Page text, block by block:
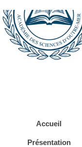
Accueil
Présentation